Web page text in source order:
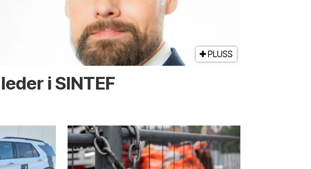
PLUSS
i SINTEF